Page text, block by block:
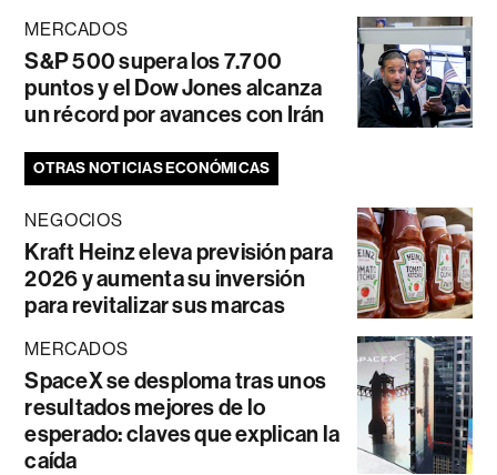
MERCADOS
S&P 500 supera los 7.700
puntos y el Dow Jones alcanza
un récord por avances con Irán
OTRAS NOTICIAS ECONÓMICAS
NEGOCIOS
Kraft Heinz eleva previsión para
2026 y aumenta su inversión
para revitalizar sus marcas
MERCADOS
SpaceX se desploma tras unos
resultados mejores de lo
esperado: claves que explican la
caída